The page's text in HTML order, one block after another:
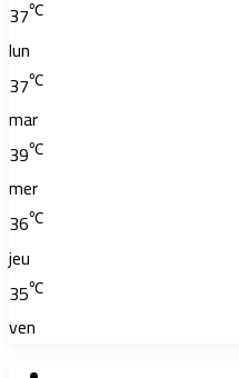
37℃
lun
37℃
mar
39℃
mer
36℃
jeu
35℃
ven